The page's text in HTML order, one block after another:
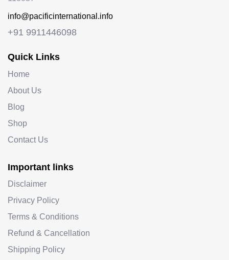
info@pacificinternational.info
+91 9911446098
Quick Links
Home
About Us
Blog
Shop
Contact Us
Important links
Disclaimer
Privacy Policy
Terms & Conditions
Refund & Cancellation
Shipping Policy